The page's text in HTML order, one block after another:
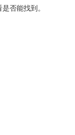
否能找到。